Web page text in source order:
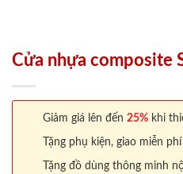
Cửa nhựa composite
Giảm giá lên đến 25% khi
Tặng phụ kiện, giao miễn
Tặng đồ dùng thông minh